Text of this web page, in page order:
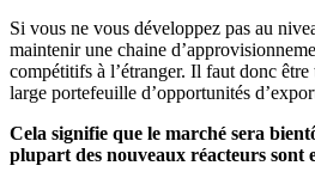
Si vous ne vous développez pas au
maintenir une chaine
compétitifs à l’étranger. Il faut donc
large portefeuille d’opportunités
Cela signifie que le marché sera
plupart des nouveaux réacteurs sont